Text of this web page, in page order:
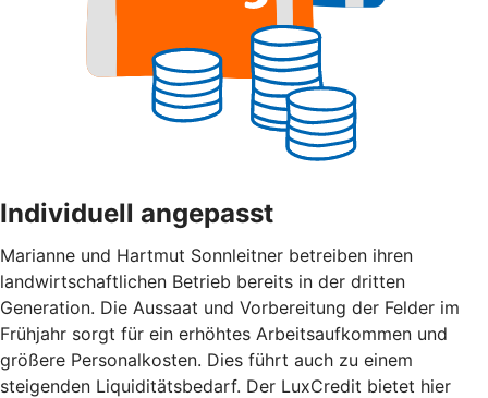
Individuell angepasst
Marianne und Hartmut Sonnleitner betreiben ihren
landwirtschaftlichen Betrieb bereits in der dritten
Generation. Die Aussaat und Vorbereitung der Felder im
Frühjahr sorgt für ein erhöhtes Arbeitsaufkommen und
größere Personalkosten. Dies führt auch zu einem
steigenden Liquiditätsbedarf. Der LuxCredit bietet hier